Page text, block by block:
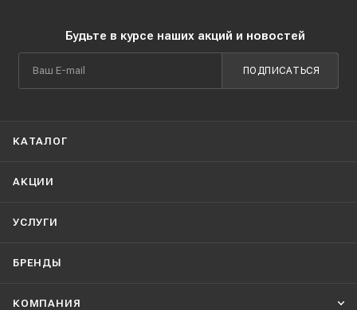
Будьте в курсе наших акций и новостей
ПОДПИСАТЬСЯ
КАТАЛОГ
АКЦИИ
УСЛУГИ
БРЕНДЫ
КОМПАНИЯ